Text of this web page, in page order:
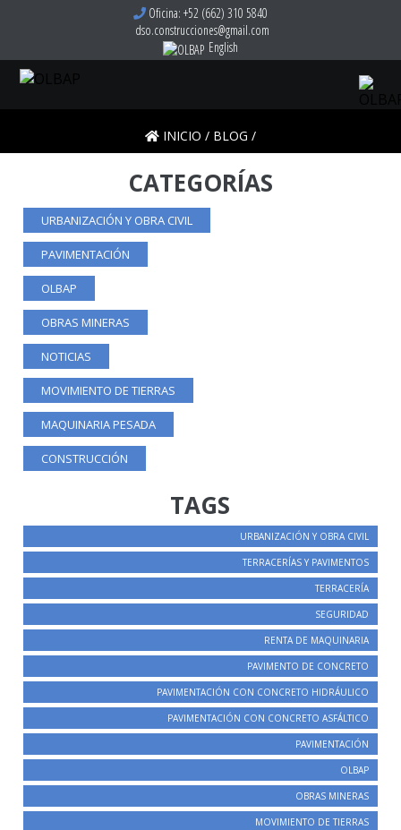
Oficina: +52 (662) 310 5840
dso.construcciones@gmail.com
English
INICIO / BLOG /
CATEGORÍAS
URBANIZACIÓN Y OBRA CIVIL
PAVIMENTACIÓN
OLBAP
OBRAS MINERAS
NOTICIAS
MOVIMIENTO DE TIERRAS
MAQUINARIA PESADA
CONSTRUCCIÓN
TAGS
URBANIZACIÓN Y OBRA CIVIL
TERRACERÍAS Y PAVIMENTOS
TERRACERÍA
SEGURIDAD
RENTA DE MAQUINARIA
PAVIMENTO DE CONCRETO
PAVIMENTACIÓN CON CONCRETO HIDRÁULICO
PAVIMENTACIÓN CON CONCRETO ASFÁLTICO
PAVIMENTACIÓN
OLBAP
OBRAS MINERAS
MOVIMIENTO DE TIERRAS